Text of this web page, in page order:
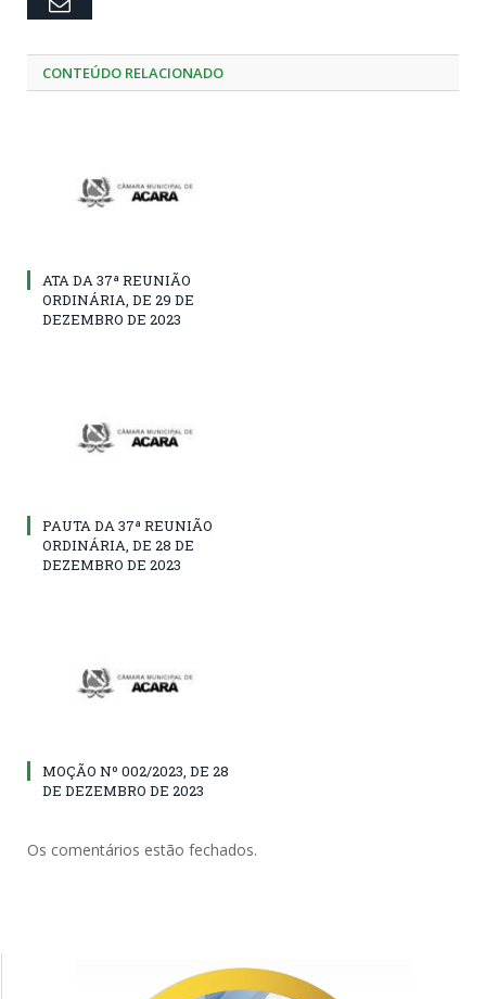
CONTEÚDO RELACIONADO
ATA DA 37ª REUNIÃO
ORDINÁRIA, DE 29 DE
DEZEMBRO DE 2023
PAUTA DA 37ª REUNIÃO
ORDINÁRIA, DE 28 DE
DEZEMBRO DE 2023
MOÇÃO Nº 002/2023, DE 28
DE DEZEMBRO DE 2023
Os comentários estão fechados.